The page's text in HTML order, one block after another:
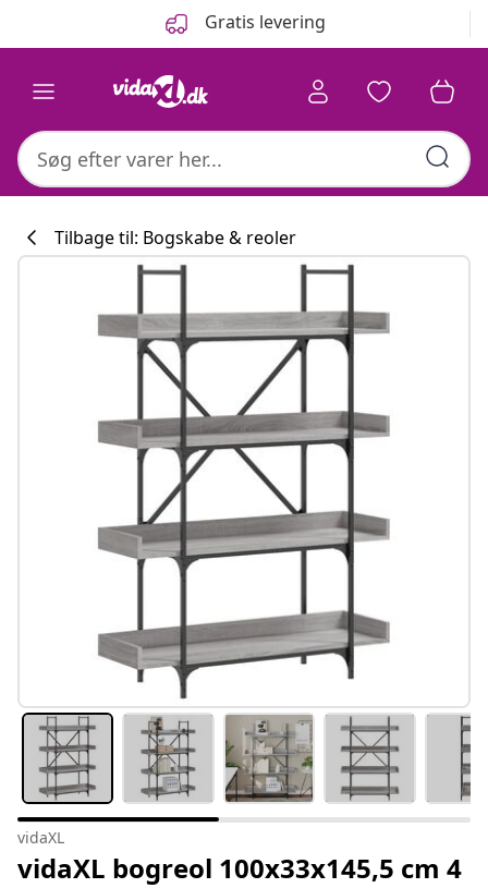
Gratis levering
#sharemevidaxl
Tilbage til: Bogskabe & reoler
vidaXL
vidaXL bogreol 100x33x145,5 cm 4